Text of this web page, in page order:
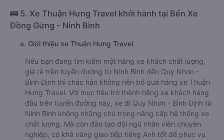
🚌 5. Xe Thuận Hưng Travel khởi hành tại Bến Xe
Đồng Gừng - Ninh Bình
a. Giới thiệu xe Thuận Hưng Travel
Nếu bạn đang tìm kiếm một hãng xe khách chất lượng,
giá rẻ trên tuyến đường từ Ninh Bình đến Quy Nhơn -
Bình Định thì chắc hẳn không nên bỏ qua hãng xe Thuận
Hưng Travel. Với mục tiêu trở thành hãng xe khách hàng
đầu trên tuyến đường này, xe đi Quy Nhơn - Bình Định từ
Ninh Bình không những chú trọng nâng cấp hệ thống xe
chất lượng. Mà còn đào tạo đội ngũ nhân viên chuyên
nghiệp, có khả năng giao tiếp tiếng Anh tốt để phục vụ